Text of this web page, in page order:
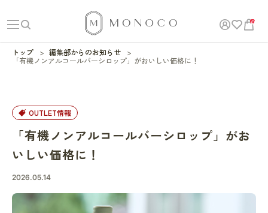
0
トップ
編集部からのお知らせ
「有機ノンアルコールバーシロップ」がおいしい価格に！
OUTLET情報
「有機ノンアルコールバーシロップ」がお
いしい価格に！
2026.05.14